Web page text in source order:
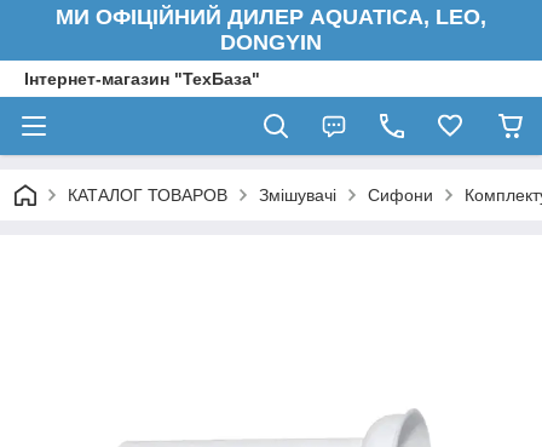
МИ ОФІЦІЙНИЙ ДИЛЕР AQUATICA, LEO,
DONGYIN
Інтернет-магазин "ТехБаза"
КАТАЛОГ ТОВАРОВ Змішувачі Сифони